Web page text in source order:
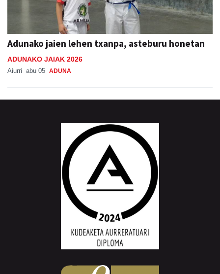
Adunako jaien lehen txanpa, asteburu honetan
ADUNAKO JAIAK 2026
Aiurri abu 05 ADUNA